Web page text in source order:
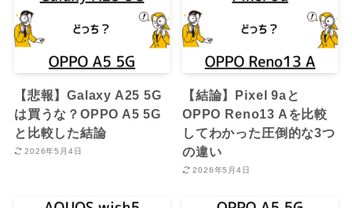
【悲報】Galaxy A25 5G
は買うな？OPPO A5 5G
と比較した結論
2026年5月4日
【結論】Pixel 9aと
OPPO Reno13 Aを比較
してわかった圧倒的な3つ
の違い
2026年5月4日